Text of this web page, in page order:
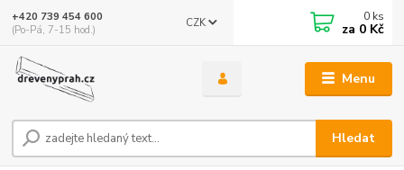
Menu
CZK
Hledat
+420 739 454 600
(Po-Pá, 7-15 hod.)
0 ks
za 0 Kč